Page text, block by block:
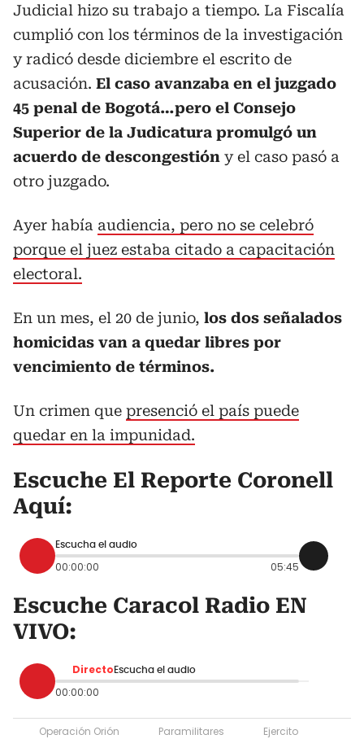
Judicial hizo su trabajo a tiempo. La Fiscalía
cumplió con los términos de la investigación
y radicó desde diciembre el escrito de
acusación. El caso avanzaba en el juzgado
45 penal de Bogotá…pero el Consejo
Superior de la Judicatura promulgó un
acuerdo de descongestión y el caso pasó a
otro juzgado.
Ayer había audiencia, pero no se celebró
porque el juez estaba citado a capacitación
electoral.
En un mes, el 20 de junio, los dos señalados
homicidas van a quedar libres por
vencimiento de términos.
Un crimen que presenció el país puede
quedar en la impunidad.
Escuche El Reporte Coronell
Aquí:
Escucha el audio
00:00:00 05:45
Escuche Caracol Radio EN
VIVO:
Directo Escucha el audio
00:00:00
Operación Orión Paramilitares
Ejercito